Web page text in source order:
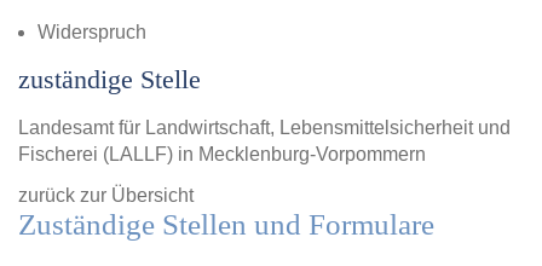
Widerspruch
zuständige Stelle
Landesamt für Landwirtschaft, Lebensmittelsicherheit und
Fischerei (LALLF) in Mecklenburg-Vorpommern
zurück zur Übersicht
Zuständige Stellen und Formulare